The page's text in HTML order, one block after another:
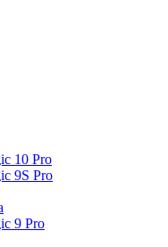
10 Pro
9S Pro
9 Pro